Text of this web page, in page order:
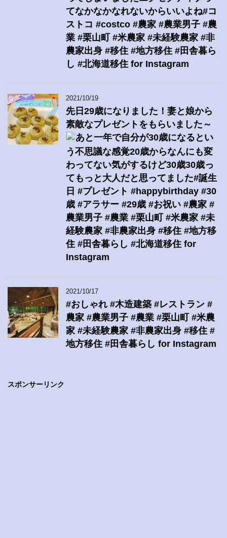
てなかなかなれないからいいよね#コ
ストコ #costco #農家 #農業男子 #農
業 #栗山町 #米農家 #未経験農家 #非
農家出身 #移住 #地方移住 #田舎暮ら
し #北海道移住 for Instagram
2021/10/19
先日29歳になりました！妻と娘から
素敵なプレゼントをもらいました～
あと一年で自分が30歳になるとい
う不思議な感覚20歳からなんにも変
わってない気がするけど30歳30歳っ
てもっと大人だと思ってました#誕生
日 #プレゼント #happybirthday #30
歳 #アラサー #29歳 #お祝い #農家 #
農業男子 #農業 #栗山町 #米農家 #未
経験農家 #非農家出身 #移住 #地方移
住 #田舎暮らし #北海道移住 for
Instagram
2021/10/17
#おしゃれ #木造建築 #レストラン #
農家 #農業男子 #農業 #栗山町 #米農
家 #未経験農家 #非農家出身 #移住 #
地方移住 #田舎暮らし for Instagram
スポンサーリンク